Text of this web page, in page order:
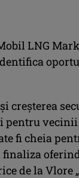
LNG
creșterea
pentru
fi cheia
finaliza
de la Vlore